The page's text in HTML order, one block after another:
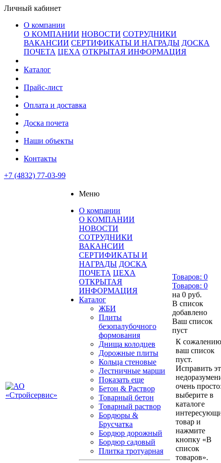
Личный кабинет
О компании
О КОМПАНИИ НОВОСТИ СОТРУДНИКИ
ВАКАНСИИ СЕРТИФИКАТЫ И НАГРАДЫ ДОСКА
ПОЧЕТА ЦЕХА ОТКРЫТАЯ ИНФОРМАЦИЯ
Каталог
Прайс-лист
Оплата и доставка
Доска почета
Наши объекты
Контакты
+7 (4832) 77-03-99
Меню
О компании
О КОМПАНИИ
НОВОСТИ
СОТРУДНИКИ
ВАКАНСИИ
СЕРТИФИКАТЫ И
НАГРАДЫ ДОСКА
ПОЧЕТА ЦЕХА
ОТКРЫТАЯ
ИНФОРМАЦИЯ
Каталог
ЖБИ
Плиты
безопалубочного
формования
Днища колодцев
Дорожные плиты
Кольца стеновые
Лестничные марши
Показать еще
Бетон & Раствор
Товарный бетон
Товарный раствор
Бордюры &
Брусчатка
Бордюр дорожный
Бордюр садовый
Плитка тротуарная
Товаров: 0
Товаров: 0
на 0 руб.
В список
добавлено
Ваш список
пуст
К
ваш список
пуст.
Исправить
очень
выберите в
каталоге
товар и
нажмите
кнопку «В
список
товаров».